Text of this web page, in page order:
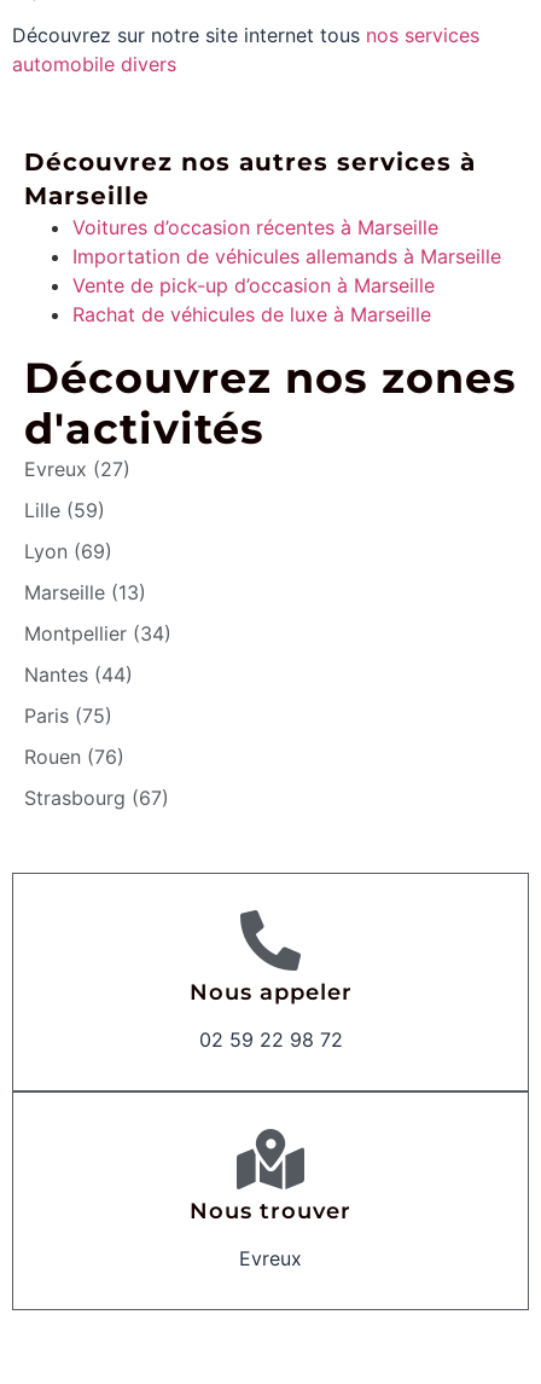
Découvrez sur notre site internet tous nos services
automobile divers
Découvrez nos autres services à
Marseille
Voitures d’occasion récentes à Marseille
Importation de véhicules allemands à Marseille
Vente de pick-up d’occasion à Marseille
Rachat de véhicules de luxe à Marseille
Découvrez nos zones
d'activités
Evreux (27)
Lille (59)
Lyon (69)
Marseille (13)
Montpellier (34)
Nantes (44)
Paris (75)
Rouen (76)
Strasbourg (67)
Nous appeler
02 59 22 98 72
Nous trouver
Evreux